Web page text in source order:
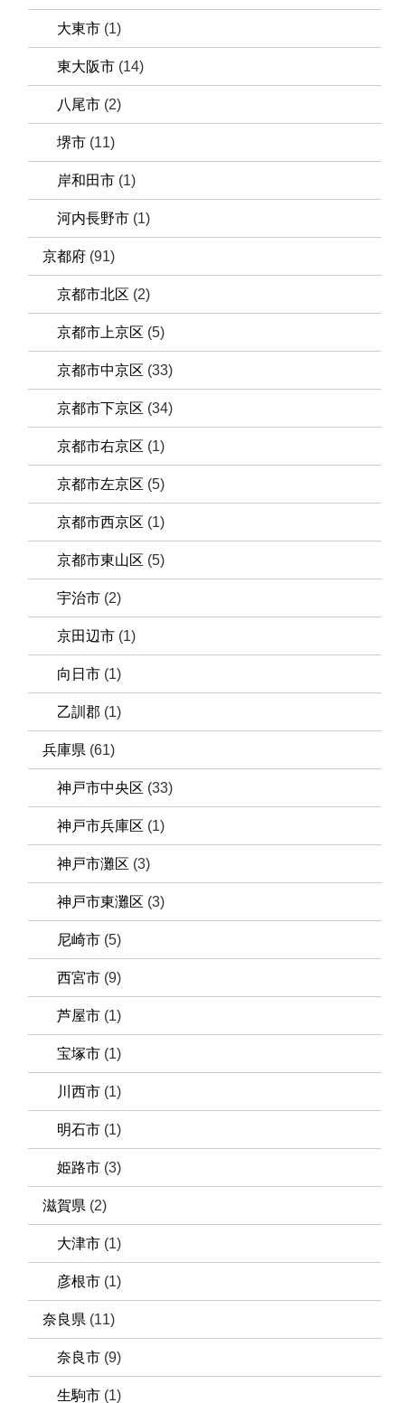
大東市 (1)
東大阪市 (14)
八尾市 (2)
堺市 (11)
岸和田市 (1)
河内長野市 (1)
京都府 (91)
京都市北区 (2)
京都市上京区 (5)
京都市中京区 (33)
京都市下京区 (34)
京都市右京区 (1)
京都市左京区 (5)
京都市西京区 (1)
京都市東山区 (5)
宇治市 (2)
京田辺市 (1)
向日市 (1)
乙訓郡 (1)
兵庫県 (61)
神戸市中央区 (33)
神戸市兵庫区 (1)
神戸市灘区 (3)
神戸市東灘区 (3)
尼崎市 (5)
西宮市 (9)
芦屋市 (1)
宝塚市 (1)
川西市 (1)
明石市 (1)
姫路市 (3)
滋賀県 (2)
大津市 (1)
彦根市 (1)
奈良県 (11)
奈良市 (9)
生駒市 (1)